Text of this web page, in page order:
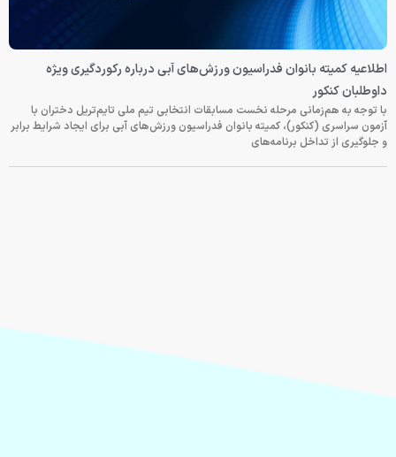
اطلاعیه کمیته بانوان فدراسیون ورزش‌های آبی درباره رکوردگیری ویژه
داوطلبان کنکور
با توجه به هم‌زمانی مرحله نخست مسابقات انتخابی تیم ملی تایم‌تریل دختران با
آزمون سراسری (کنکور)، کمیته بانوان فدراسیون ورزش‌های آبی برای ایجاد شرایط برابر
و جلوگیری از تداخل برنامه‌های